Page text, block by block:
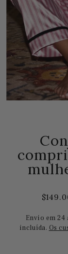
Envio em 24
incluída. Os